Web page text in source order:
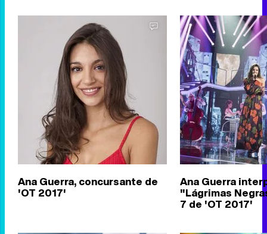
Ana Guerra, concursante de
'OT 2017'
Ana Guerra
"Lágrimas
7 de 'OT 2017'